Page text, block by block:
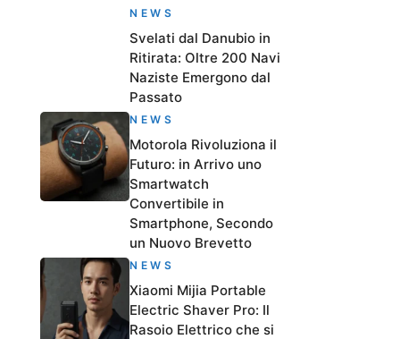
NEWS
Svelati dal Danubio in
Ritirata: Oltre 200 Navi
Naziste Emergono dal
Passato
NEWS
Motorola Rivoluziona il
Futuro: in Arrivo uno
Smartwatch
Convertibile in
Smartphone, Secondo
un Nuovo Brevetto
NEWS
Xiaomi Mijia Portable
Electric Shaver Pro: Il
Rasoio Elettrico che si